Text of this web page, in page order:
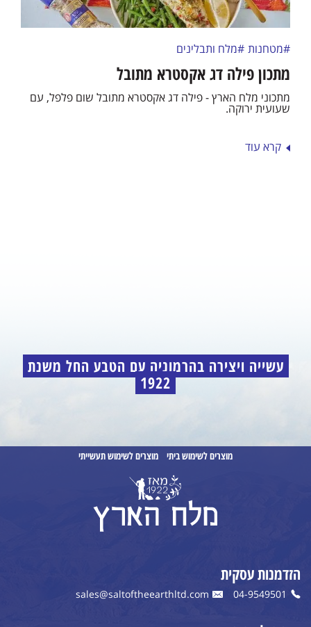
#מטחנות #מלח ותבלינים
מתכון פילה דג אקסטרא מתובל
מתכוני מלח הארץ - פילה דג אקסטרא מתובל שום פלפל, עם
שעועית ירוקה.
קרא עוד
עשייה ויצירה בהרמוניה עם הטבע החל משנת
1922
מוצרים לשימוש ביתי מוצרים לשימוש תעשייתי
הזדמנות עסקית
04-9549501
sales@saltoftheearthltd.com